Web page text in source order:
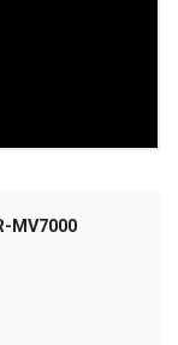
MV7000